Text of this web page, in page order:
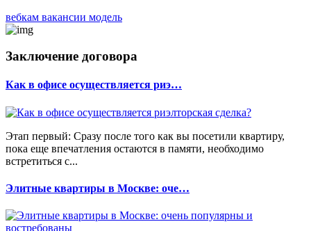
вебкам вакансии модель
Заключение договора
Как в офисе осуществляется риэ…
Этап первый: Сразу после того как вы посетили квартиру,
пока еще впечатления остаются в памяти, необходимо
встретиться с...
Элитные квартиры в Москве: оче…